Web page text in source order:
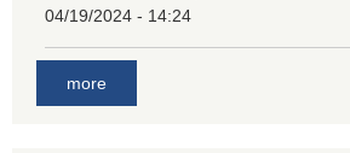
04/19/2024 - 14:24
more